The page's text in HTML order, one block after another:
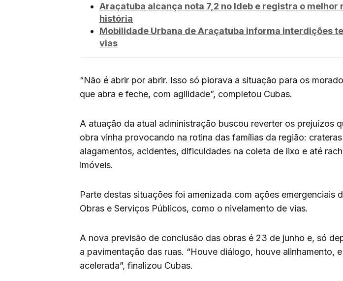
Araçatuba alcança nota 7,2 no Ideb e registra o melhor
história
Mobilidade Urbana de Araçatuba informa interdições
vias
“Não é abrir por abrir. Isso só piorava a situação para os
que abra e feche, com agilidade”, completou Cubas.
A atuação da atual administração buscou reverter os prejuízos
obra vinha provocando na rotina das famílias da região: crateras
alagamentos, acidentes, dificuldades na coleta de lixo e até
imóveis.
Parte destas situações foi amenizada com ações emergenciais
Obras e Serviços Públicos, como o nivelamento de vias.
A nova previsão de conclusão das obras é 23 de junho e, só
a pavimentação das ruas. “Houve diálogo, houve alinhamento,
acelerada”, finalizou Cubas.